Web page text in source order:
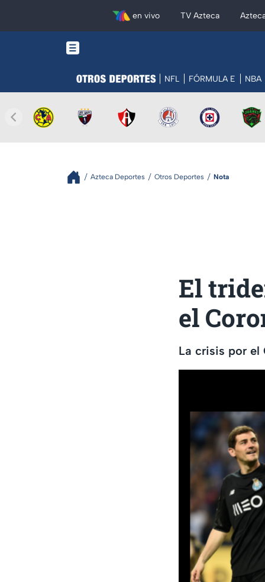
en vivo TV Azteca
NFL FÓRMULA E NBA
Azteca Deportes Otros Deportes Nota
El
el
La crisis por el